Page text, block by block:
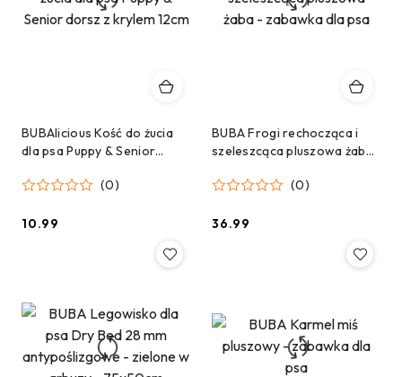
BUBAlicious Kość do żucia
dla psa Puppy & Senior
(0)
Cena:
10.99
BUBA Frogi rechocząca i
szeleszcąca pluszowa żaba
(0)
Cena:
36.99